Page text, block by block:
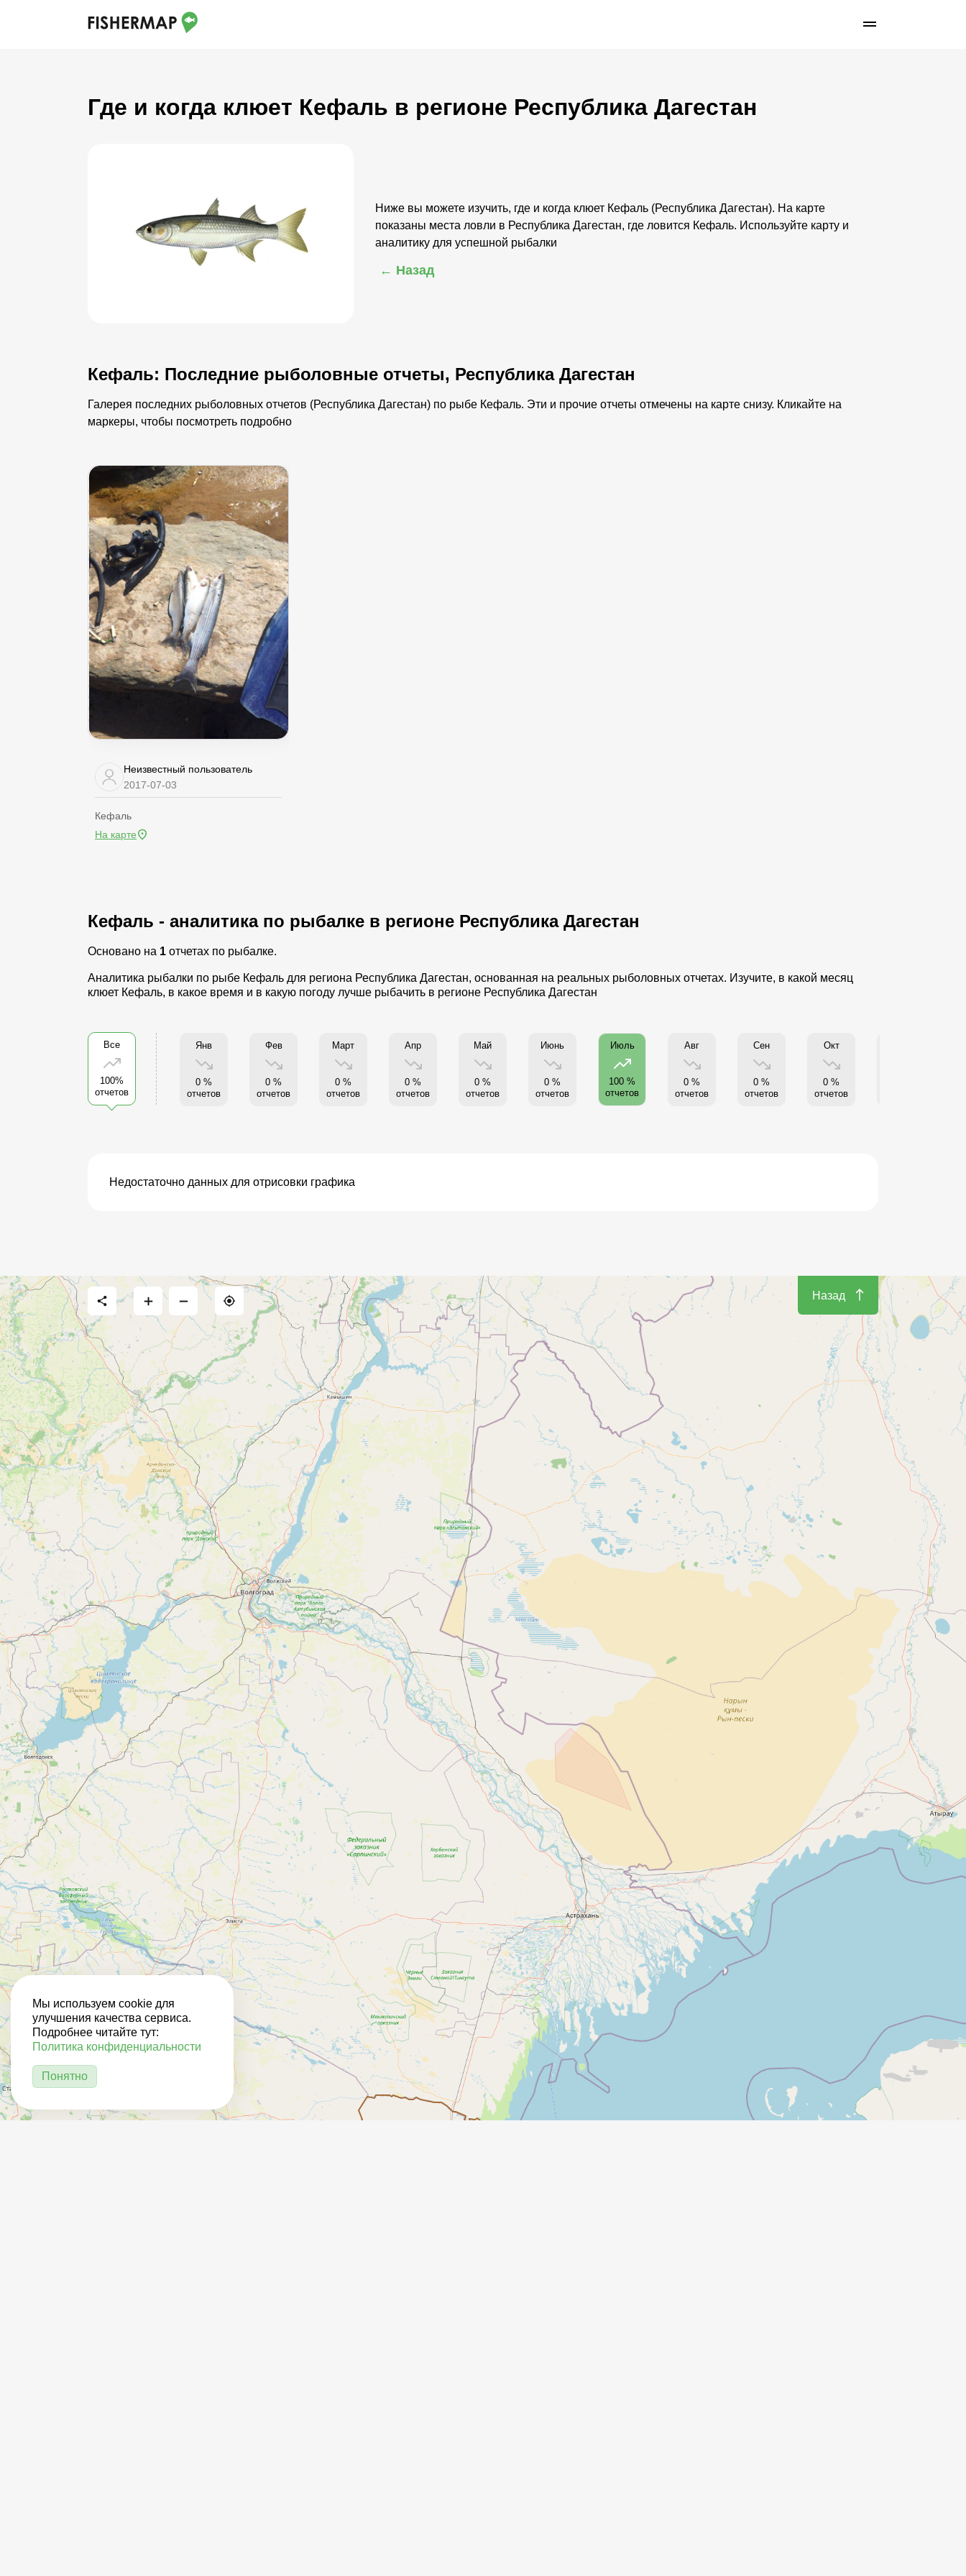
Где и когда клюет Кефаль в регионе Республика Дагестан
Ниже вы можете изучить, где и когда клюет Кефаль (Республика Дагестан). На карте
показаны места ловли в Республика Дагестан, где ловится Кефаль. Используйте карту и
аналитику для успешной рыбалки
← Назад
Кефаль: Последние рыболовные отчеты, Республика Дагестан
Галерея последних рыболовных отчетов (Республика Дагестан) по рыбе Кефаль. Эти и прочие отчеты отмечены на карте снизу. Кликайте на
маркеры, чтобы посмотреть подробно
Неизвестный пользователь
2017-07-03
Кефаль
На карте
Кефаль - аналитика по рыбалке в регионе Республика Дагестан
Основано на 1 отчетах по рыбалке.
Аналитика рыбалки по рыбе Кефаль для региона Республика Дагестан, основанная на реальных рыболовных отчетах. Изучите, в какой месяц
клюет Кефаль, в какое время и в какую погоду лучше рыбачить в регионе Республика Дагестан
Все
100%
отчетов
Янв
0 %
отчетов
Фев
0 %
отчетов
Март
0 %
отчетов
Апр
0 %
отчетов
Май
0 %
отчетов
Июнь
0 %
отчетов
Июль
100 %
отчетов
Авг
0 %
отчетов
Сен
0 %
отчетов
Окт
0 %
отчетов
Недостаточно данных для отрисовки графика
Назад
Мы используем cookie для
улучшения качества сервиса.
Подробнее читайте тут:
Политика конфиденциальности
Понятно